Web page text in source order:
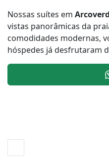
Nossas suítes em
vistas panorâmicas da
comodidades modernas,
hóspedes já desfrutaram